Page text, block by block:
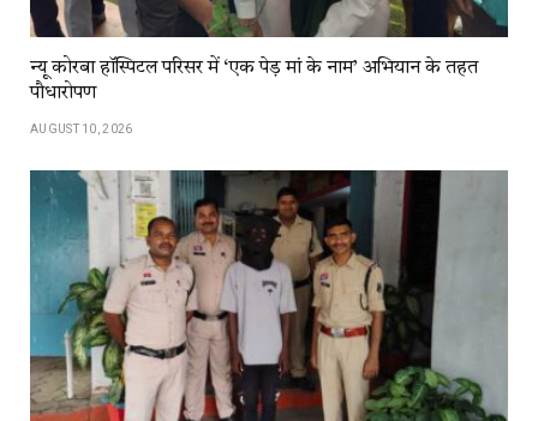
न्यू कोरबा हॉस्पिटल परिसर में ‘एक पेड़ मां के नाम’ अभियान के तहत
पौधारोपण
AUGUST 10, 2026